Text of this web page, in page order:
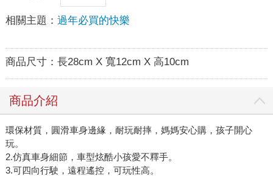
相關主題： 過年必買的快樂
商品尺寸： 長28cm X 寬12cm X 高10cm
商品介紹
環保材質，圓滑車身邊緣，耐玩耐摔，媽媽安心購，孩子開心
玩。
2.仿真車身細節，車型炫酷小孩愛不釋手。
3.可四向行駛，遠程遙控，可玩性高。